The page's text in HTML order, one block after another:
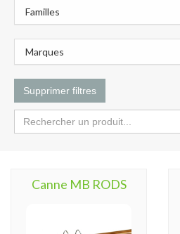
Familles
Marques
Supprimer filtres
Canne MB RODS